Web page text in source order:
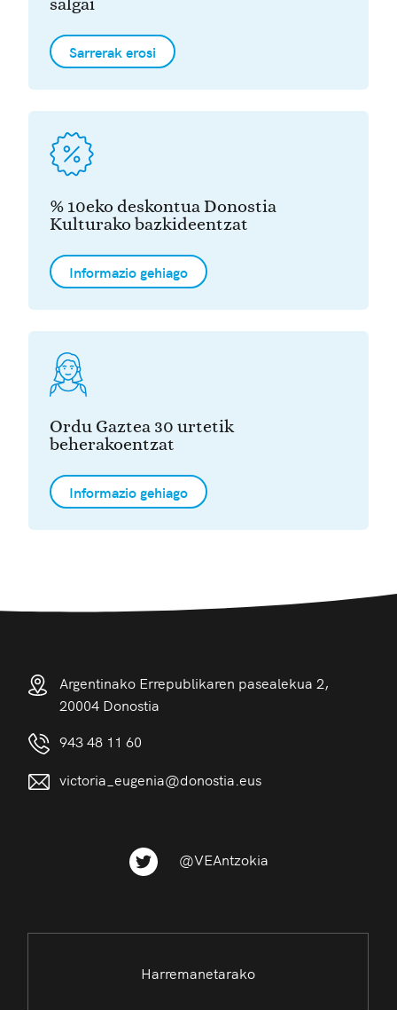
salgai
Sarrerak erosi
% 10eko deskontua Donostia
Kulturako bazkideentzat
Informazio gehiago
Ordu Gaztea 30 urtetik
beherakoentzat
Informazio gehiago
Argentinako Errepublikaren pasealekua 2,
20004 Donostia
943 48 11 60
victoria_eugenia@donostia.eus
@VEAntzokia
Harremanetarako